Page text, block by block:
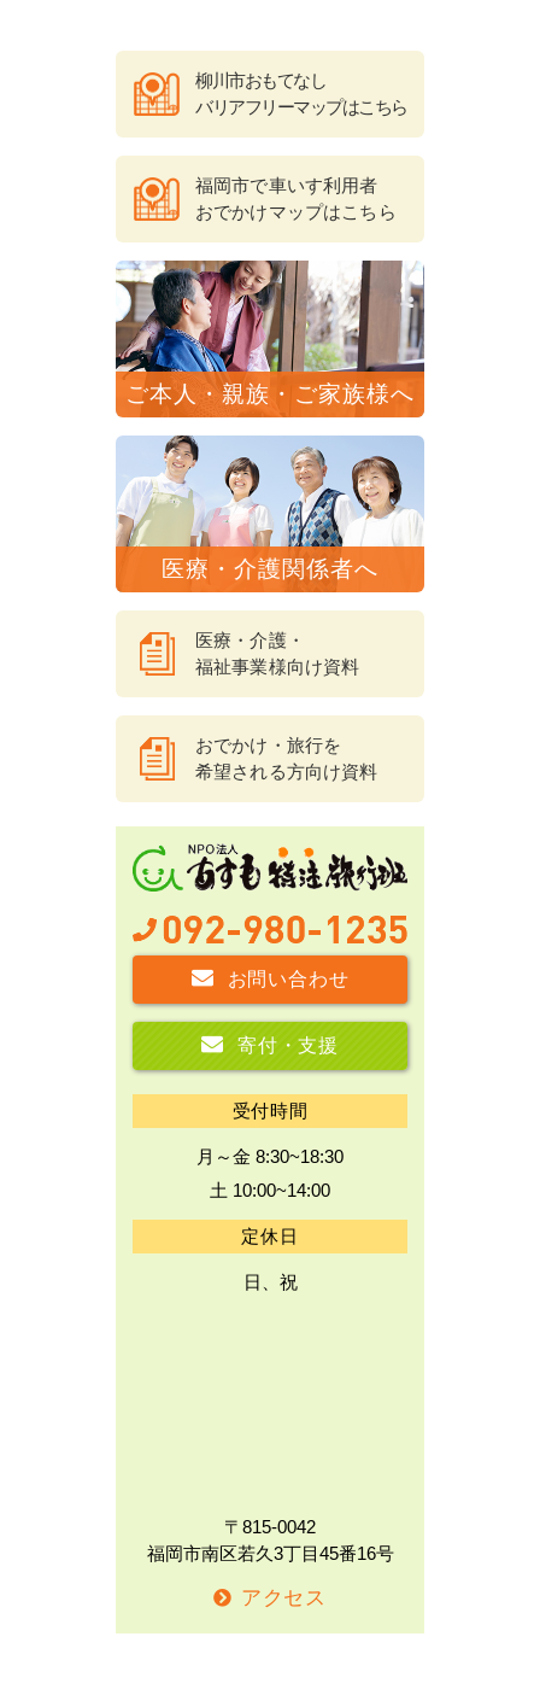
柳川市おもてなし
バリアフリーマップはこちら
福岡市で車いす利用者
おでかけマップはこちら
ご本人・親族・ご家族様へ
医療・介護関係者へ
医療・介護・
福祉事業様向け資料
おでかけ・旅行を
希望される方向け資料
お問い合わせ
寄付・支援
受付時間
月～金 8:30~18:30
土 10:00~14:00
定休日
日、祝
〒815-0042
福岡市南区若久3丁目45番16号
アクセス